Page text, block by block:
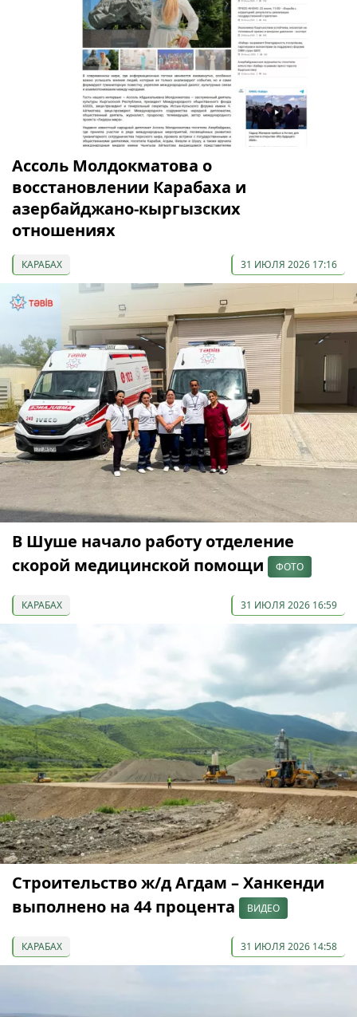
Ассоль Молдокматова о
восстановлении Карабаха и
азербайджано-кыргызских
отношениях
КАРАБАХ 31 ИЮЛЯ 2026 17:16
В Шуше начало работу отделение
скорой медицинской помощи
ФОТО
КАРАБАХ 31 ИЮЛЯ 2026 16:59
Строительство ж/д Агдам – Ханкенди
выполнено на 44 процента
ВИДЕО
КАРАБАХ 31 ИЮЛЯ 2026 14:58